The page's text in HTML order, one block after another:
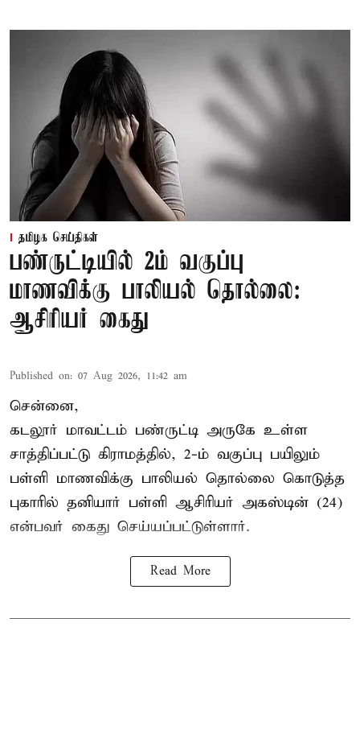
தமிழக செய்திகள்
பண்ருட்டியில் 2ம் வகுப்பு
மாணவிக்கு பாலியல் தொல்லை:
ஆசிரியர் கைது
Published on: 07 Aug 2026, 11:42 am
சென்னை,
கடலூர் மாவட்டம் பண்ருட்டி அருகே உள்ள
சாத்திப்பட்டு கிராமத்தில், 2-ம் வகுப்பு பயிலும்
பள்ளி மாணவிக்கு பாலியல் தொல்லை கொடுத்த
புகாரில் தனியார் பள்ளி ஆசிரியர் அகஸ்டின் (24)
என்பவர் கைது செய்யப்பட்டுள்ளார்.
Read More